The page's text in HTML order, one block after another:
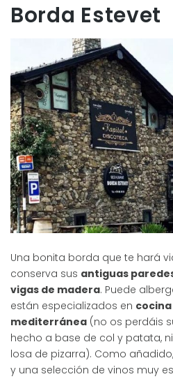
Borda Estevet
Una bonita borda que te hará
conserva sus antiguas
vigas de madera. Puede
están especializados en
mediterránea (no os perdáis
hecho a base de col y patata,
losa de pizarra). Como
y una selección de vinos muy